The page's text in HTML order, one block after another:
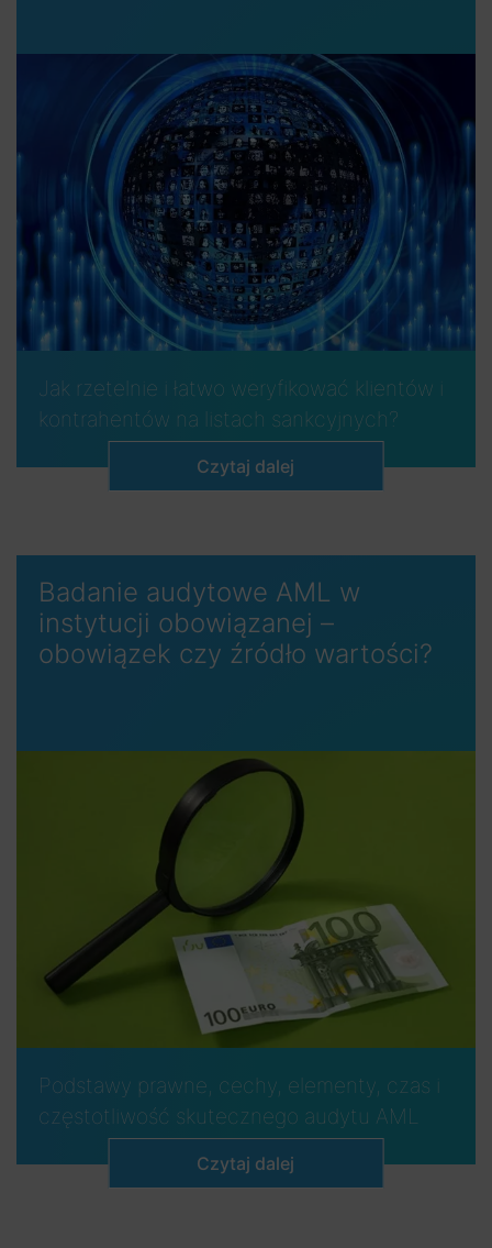
Jak rzetelnie i łatwo weryfikować klientów i
kontrahentów na listach sankcyjnych?
Czytaj dalej
Badanie audytowe AML w
instytucji obowiązanej –
obowiązek czy źródło wartości?
Podstawy prawne, cechy, elementy, czas i
częstotliwość skutecznego audytu AML
Czytaj dalej